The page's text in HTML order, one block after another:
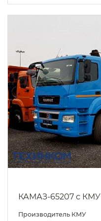
КАМАЗ-65207 с КМУ
Производитель КМУ